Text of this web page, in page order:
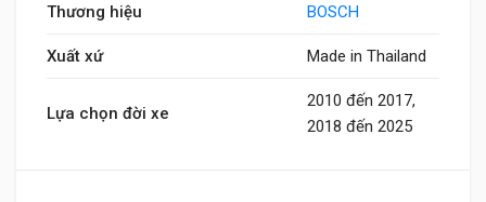
Thương hiệu BOSCH
Xuất xứ Made in Thailand
Lựa chọn đời xe
2010 đến 2017,
2018 đến 2025